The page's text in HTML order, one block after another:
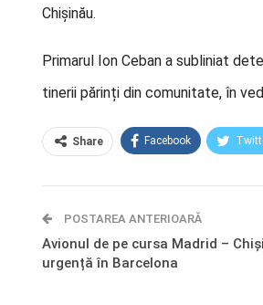
Chișinău.
Primarul Ion Ceban a subliniat
tinerii părinți din comunitate, în
Share Facebook
POSTAREA ANTERIOARĂ
Avionul de pe cursa Madrid –
urgență în Barcelona